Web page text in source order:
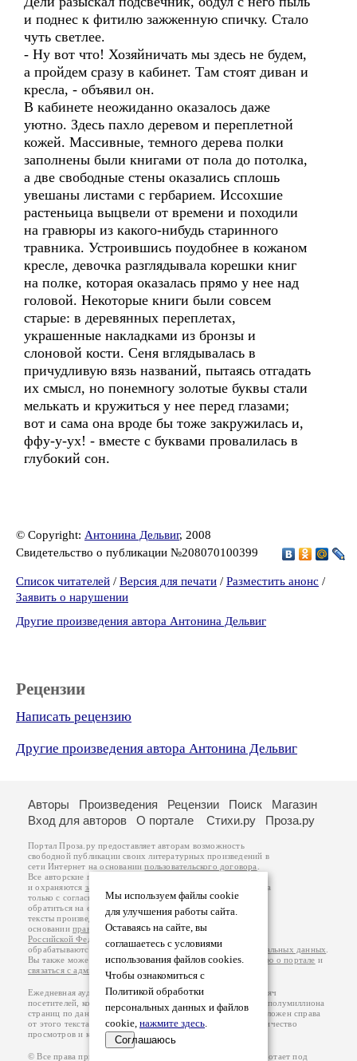
и поднес к фитилю зажженную спичку. Стало
чуть светлее.
- Ну вот что! Хозяйничать мы здесь не будем,
а пройдем сразу в кабинет. Там стоят диван и
кресла, - объявил он.
В кабинете неожиданно оказалось даже
уютно. Здесь пахло деревом и переплетной
кожей. Массивные, темного дерева полки
заполнены были книгами от пола до потолка,
а две свободные стены оказались сплошь
увешаны листами с гербарием. Иссохшие
растеньица выцвели от времени и походили
на гравюры из какого-нибудь старинного
травника. Устроившись поудобнее в кожаном
кресле, девочка разглядывала корешки книг
на полке, которая оказалась прямо у нее над
головой. Некоторые книги были совсем
старые: в деревянных переплетах,
украшенные накладками из бронзы и
слоновой кости. Сеня вглядывалась в
причудливую вязь названий, пытаясь отгадать
их смысл, но понемногу золотые буквы стали
мелькать и кружиться у нее перед глазами;
вот и сама она вроде бы тоже закружилась и,
ффу-у-ух! - вместе с буквами провалилась в
глубокий сон.
© Copyright: Антонина Дельвиг, 2008
Свидетельство о публикации №208070100399
Список читателей / Версия для печати / Разместить анонс /
Заявить о нарушении
Другие произведения автора Антонина Дельвиг
Рецензии
Написать рецензию
Другие произведения автора Антонина Дельвиг
Мы используем файлы cookie
для улучшения работы сайта.
Оставаясь на сайте, вы
соглашаетесь с условиями
использования файлов cookies.
Чтобы ознакомиться с
Политикой обработки
персональных данных и файлов
cookie, нажмите здесь.
Соглашаюсь
Авторы Произведения Рецензии Поиск
Магазин
Вход для авторов
О портале Стихи.ру Проза.ру
Портал Проза.ру предоставляет авторам возможность
свободной публикации своих литературных произведений в
сети Интернет на основаниипользовательского договора
Все авторские права на произведения принадлежат авторам
и охраняются законом
. Перепечатка произведений возможна
только с согласия его автора, к которому вы можете
обратиться на его авторской странице. Ответственность за
тексты произведений авторы несут самостоятельно на
основанииправил публикацииизаконодательства
Российской Федерации
обрабатываются на основанииПолитики обработки персональных данных
Вы также можете посмотреть более подробнуюинформацию о портале и
связаться с администрацией
Ежедневная аудитория портала Проза.ру – порядка 100 тысяч
посетителей, которые в общей сумме просматривают более полумиллиона
страниц по данным счетчика посещаемости, который расположен справа
от этого текста. В каждой графе указано по две цифры: количество
просмотров и количество посетителей.
© Все права принадлежат авторам, 2000-2026. Портал работает под